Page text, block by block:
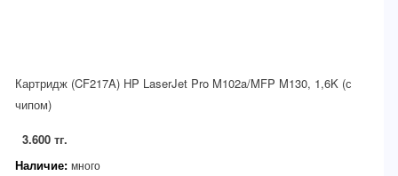
Картридж (CF217A) HP LaserJet Pro M102a/MFP M130, 1,6K (с
чипом)
3.600 тг.
Наличие: много